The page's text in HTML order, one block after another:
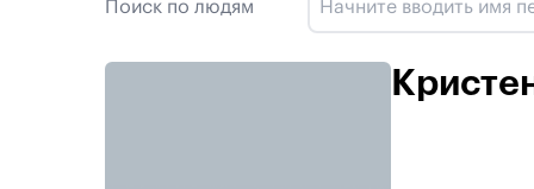
Поиск по людям